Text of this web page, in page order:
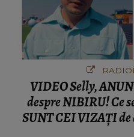
VIDEO Selly,
despre NIBIRU! Ce
SUNT CEI VIZAȚI